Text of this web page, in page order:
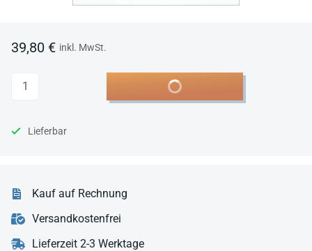
39,80 € inkl. MwSt.
Anzahl In den Warenkorb
Lieferbar
Kauf auf Rechnung
Versandkostenfrei
Lieferzeit 2-3 Werktage